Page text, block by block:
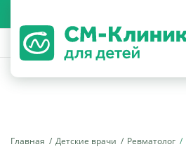
Главная Детские врачи Ревматолог